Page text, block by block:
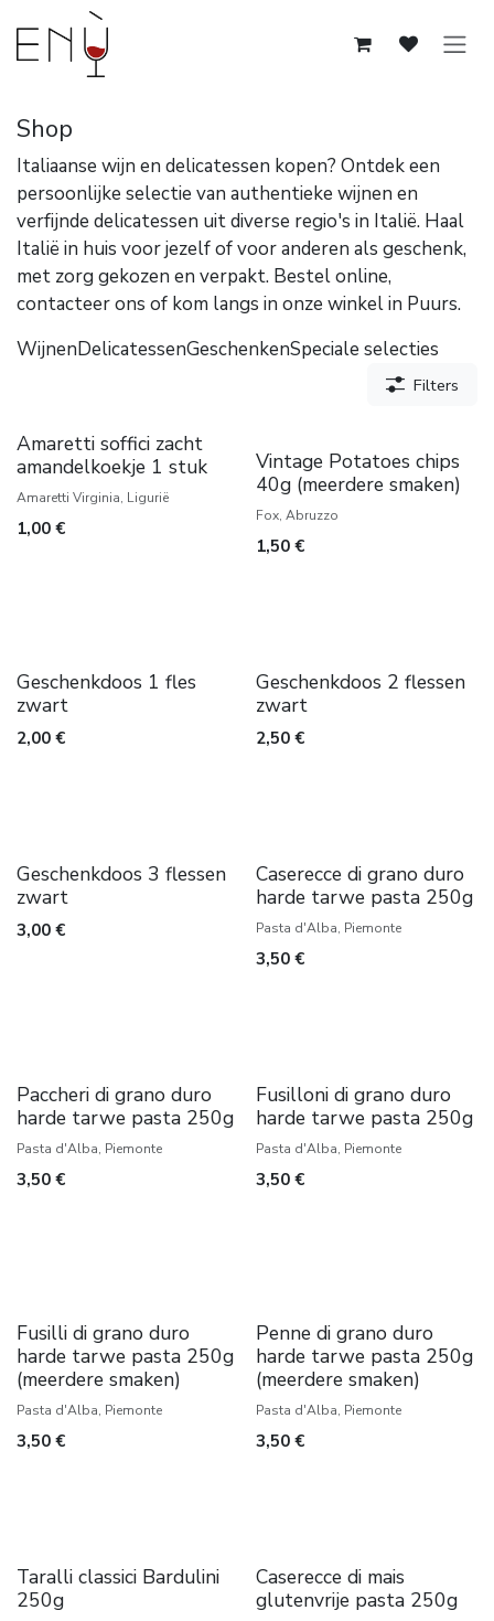
Overslaan naar inhoud
Shop
Italiaanse wijn en delicatessen kopen? Ontdek een
persoonlijke selectie van authentieke wijnen en
verfijnde delicatessen uit diverse regio's in Italië. Haal
Italië in huis voor jezelf of voor anderen als geschenk,
met zorg gekozen en verpakt. Bestel online,
contacteer ons of kom langs in onze winkel in Puurs.
WijnenDelicatessenGeschenkenSpeciale selecties
Filters
Amaretti soffici zacht
amandelkoekje 1 stuk
Amaretti Virginia, Ligurië
1,00 €
Vintage Potatoes chips
40g (meerdere smaken)
Fox, Abruzzo
1,50€
Geschenkdoos 1 fles
zwart
2,00 €
Geschenkdoos 2 flessen
zwart
2,50€
Geschenkdoos 3 flessen
zwart
3,00 €
Caserecce di grano duro
harde tarwe pasta 250g
Pasta d'Alba, Piemonte
3,50€
Paccheri di grano duro
harde tarwe pasta 250g
Pasta d'Alba, Piemonte
3,50 €
Fusilloni di grano duro
harde tarwe pasta 250g
Pasta d'Alba, Piemonte
3,50€
Fusilli di grano duro
harde tarwe pasta 250g
(meerdere smaken)
Pasta d'Alba, Piemonte
3,50 €
Penne di grano duro
harde tarwe pasta 250g
(meerdere smaken)
Pasta d'Alba, Piemonte
3,50€
Taralli classici Bardulini
250g
Caserecce di mais
glutenvrije pasta 250g